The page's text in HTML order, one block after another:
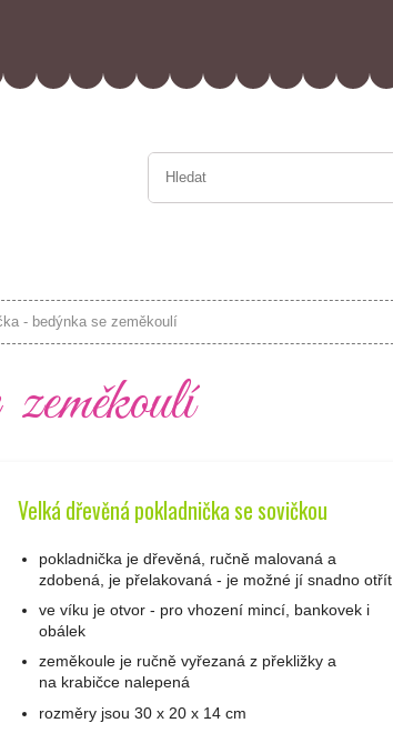
- bedýnka se zeměkoulí
Velká dřevěná pokladnička se sovičkou
pokladnička je dřevěná, ručně malovaná a
zdobená, je přelakovaná - je možné jí snadno otřít
ve víku je otvor - pro vhození mincí, bankovek i
obálek
zeměkoule je ručně vyřezaná z překližky a
na krabičce nalepená
rozměry jsou 30 x 20 x 14 cm